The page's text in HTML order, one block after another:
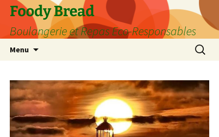
Aller
contenu
Foody Bread
Boulangerie et Repas Eco-Responsables
Menu